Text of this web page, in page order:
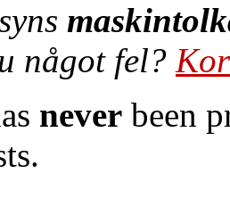
något fel?
never been